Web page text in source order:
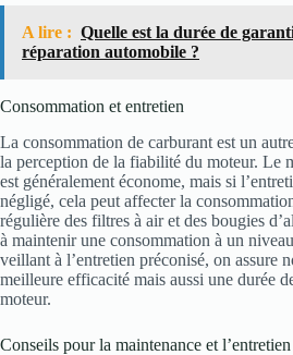
A lire : Quelle est la durée de
réparation automobile ?
Consommation et entretien
La consommation de carburant est un
la perception de la fiabilité du moteur. Le
est généralement économe, mais si
négligé, cela peut affecter la
régulière des filtres à air et des bougies
à maintenir une consommation à un
veillant à l’entretien préconisé, on assure
meilleure efficacité mais aussi une durée
moteur.
Conseils pour la maintenance et l’entretien